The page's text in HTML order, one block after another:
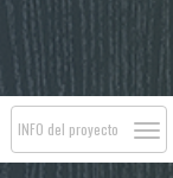
INFO del proyecto